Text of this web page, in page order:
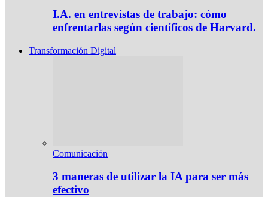
I.A. en entrevistas de trabajo: cómo
enfrentarlas según científicos de Harvard.
Transformación Digital
Comunicación
3 maneras de utilizar la IA para ser más
efectivo